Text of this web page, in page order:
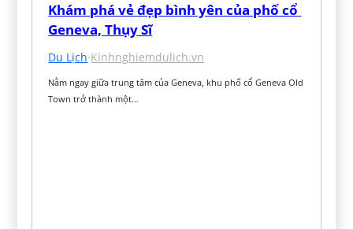
Khám phá vẻ đẹp bình yên của phố cổ
Geneva, Thụy Sĩ
Du Lịch·Kinhnghiemdulich.vn
Nằm ngay giữa trung tâm của Geneva, khu phố cổ Geneva Old
Town trở thành một…